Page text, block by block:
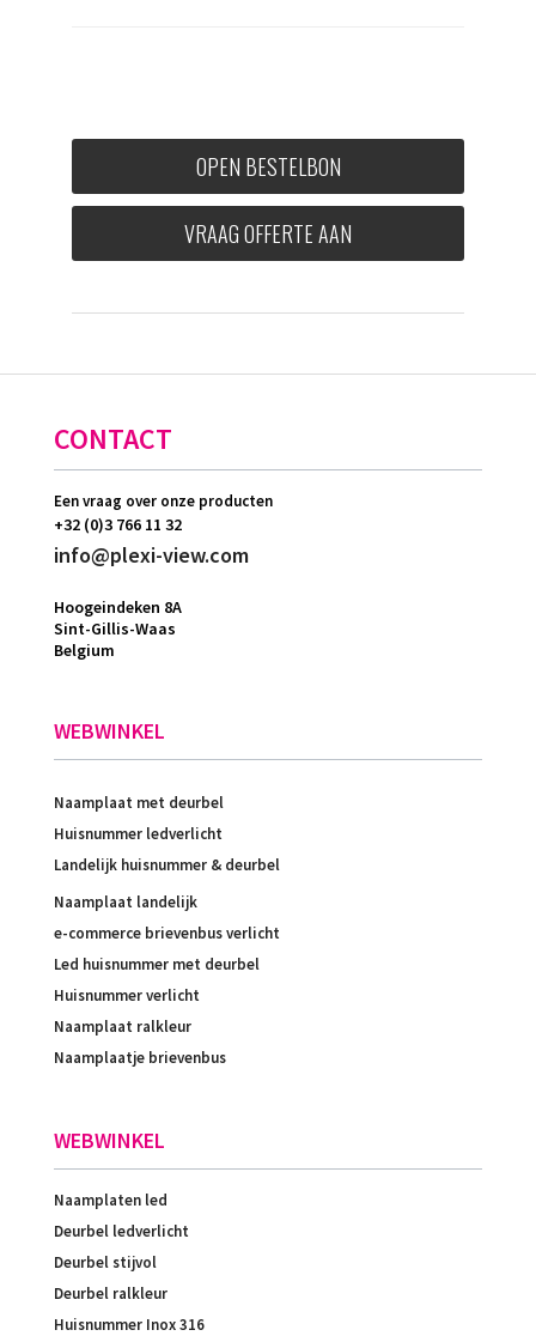
OPEN BESTELBON
VRAAG OFFERTE AAN
CONTACT
Een vraag over onze producten
+32 (0)3 766 11 32
info@plexi-view.com
Hoogeindeken 8A
Sint-Gillis-Waas
Belgium
WEBWINKEL
Naamplaat met deurbel
Huisnummer ledverlicht
Landelijk huisnummer & deurbel
Naamplaat landelijk
e-commerce brievenbus verlicht
Led huisnummer met deurbel
Huisnummer verlicht
Naamplaat ralkleur
Naamplaatje brievenbus
WEBWINKEL
Naamplaten led
Deurbel ledverlicht
Deurbel stijvol
Deurbel ralkleur
Huisnummer Inox 316